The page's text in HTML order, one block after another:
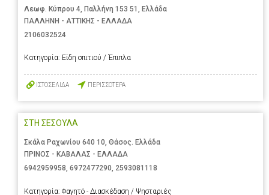
Λεωφ. Κύπρου 4, Παλλήνη 153 51, Ελλάδα
ΠΑΛΛΗΝΗ - ΑΤΤΙΚΗΣ - ΕΛΛΑΔΑ
2106032524
Κατηγορία: Είδη σπιτιού / Έπιπλα
ΙΣΤΟΣΕΛΙΔΑ ΠΕΡΙΣΣΟΤΕΡΑ
ΣΤΗ ΣΕΣΟΥΛΑ
Σκάλα Ραχωνίου 640 10, Θάσος. Ελλάδα
ΠΡΙΝΟΣ - ΚΑΒΑΛΑΣ - ΕΛΛΑΔΑ
6942959958, 6972477290, 2593081118
Κατηγορία: Φαγητό - Διασκέδαση / Ψησταριές